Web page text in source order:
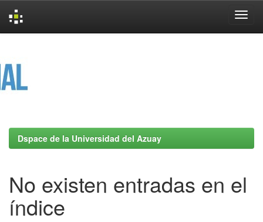
Dspace de la Universidad del Azuay
No existen entradas en el
índice